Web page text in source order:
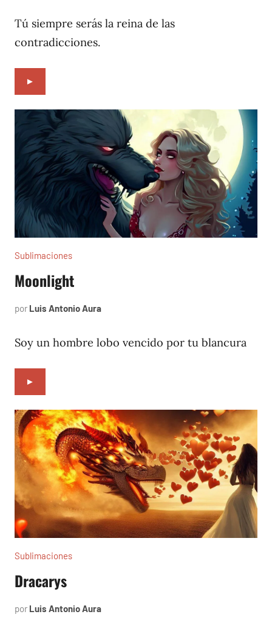
2022
Tú siempre serás la reina de las
contradicciones.
►
Sublimaciones
Moonlight
por Luis Antonio Aura
2022
Soy un hombre lobo vencido por tu blancura
►
Sublimaciones
Dracarys
por Luis Antonio Aura